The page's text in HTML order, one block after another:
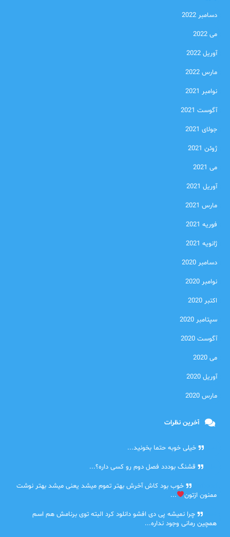
دسامبر 2022
می 2022
آوریل 2022
مارس 2022
نوامبر 2021
آگوست 2021
جولای 2021
ژوئن 2021
می 2021
آوریل 2021
مارس 2021
فوریه 2021
ژانویه 2021
دسامبر 2020
نوامبر 2020
اکتبر 2020
سپتامبر 2020
آگوست 2020
می 2020
آوریل 2020
مارس 2020
آخرین نظرات
خیلی خوبه حتما بخونید...
قشنگ بوددد فصل دوم رو کسی داره؟...
خوب بود کاش آخرش بهتر تموم میشد یعنی میشد بهتر نوشت
ممنون ازتون
...
چرا نمیشه پی دی افشو دانلود کرد البته توی برنامش هم اسم
همچین رمانی وجود نداره...